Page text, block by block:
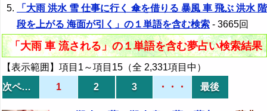
「大雨 洪水 雪 仕事に行く 傘を借りる 暴風 車 飛ぶ 洪水 階
段を上がる 海面が引く」の１単語を含む検索 - 3665回
「大雨 車 流される」の１単語を含む夢占い検索結果
【表示範囲】項目1～項目15（全 2,331項目中）
次ページ
1 2 3 ・・・ 最後